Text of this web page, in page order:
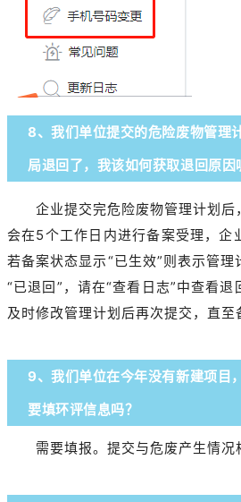
8、我们单位提交的危险废物管理
局退回了，我该如何获取退回原因
企业提交完危险废物管理计划后
会在5个工作日内进行备案受理，企
若备案状态显示“已生效”则表示管
“已退回”，请在“查看日志”中查看
及时修改管理计划后再次提交，直至
9、我们单位在今年没有新建项目
要填环评信息吗？
需要填报。提交与危废产生情况